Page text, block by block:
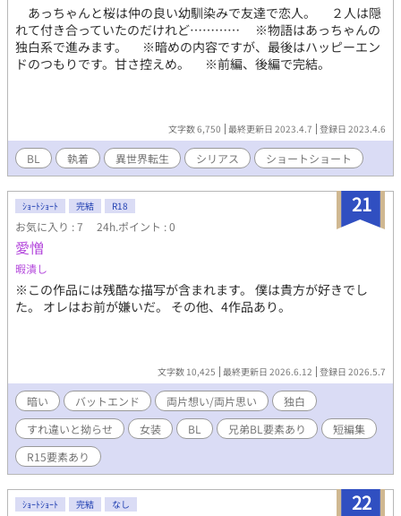
あっちゃんと桜は仲の良い幼馴染みで友達で恋人。 ２人は隠
れて付き合っていたのだけれど………… ※物語はあっちゃんの
独白系で進みます。 ※暗めの内容ですが、最後はハッピーエン
ドのつもりです。甘さ控えめ。 ※前編、後編で完結。
文字数 6,750 最終更新日 2023.4.7 登録日 2023.4.6
BL 執着 異世界転生 シリアス ショートショート
21
ｼｮｰﾄｼｮｰﾄ 完結 R18
お気に入り : 7 24h.ポイント : 0
愛憎
暇潰し
※この作品には残酷な描写が含まれます。 僕は貴方が好きでし
た。 オレはお前が嫌いだ。 その他、4作品あり。
文字数 10,425 最終更新日 2026.6.12 登録日 2026.5.7
暗い バットエンド 両片想い/両片思い
独白
すれ違いと拗らせ
女装 BL 兄弟BL要素あり
短編集
R15要素あり
22
ｼｮｰﾄｼｮｰﾄ 完結 なし